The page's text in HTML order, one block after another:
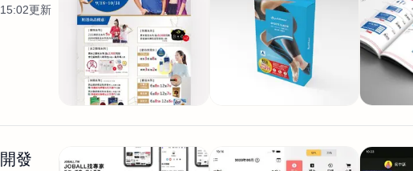
程式
商業攝影 廣告行銷服務 室內設計 網站開發 接案
WordPress網站架設與網站維護救援
網頁製作 SCI醫學論
影像設計 視覺設計 自我介紹 業務外包 設計建模渲染
電商自媒體平面設計 長篇文案短 長篇文案 設計
更新
發